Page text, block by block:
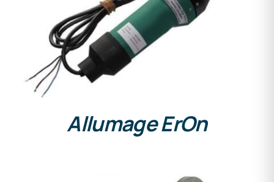
DETAILS
Allumage ErOn